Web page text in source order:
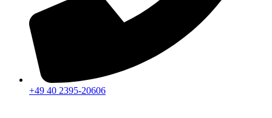
+49 40 2395-20606